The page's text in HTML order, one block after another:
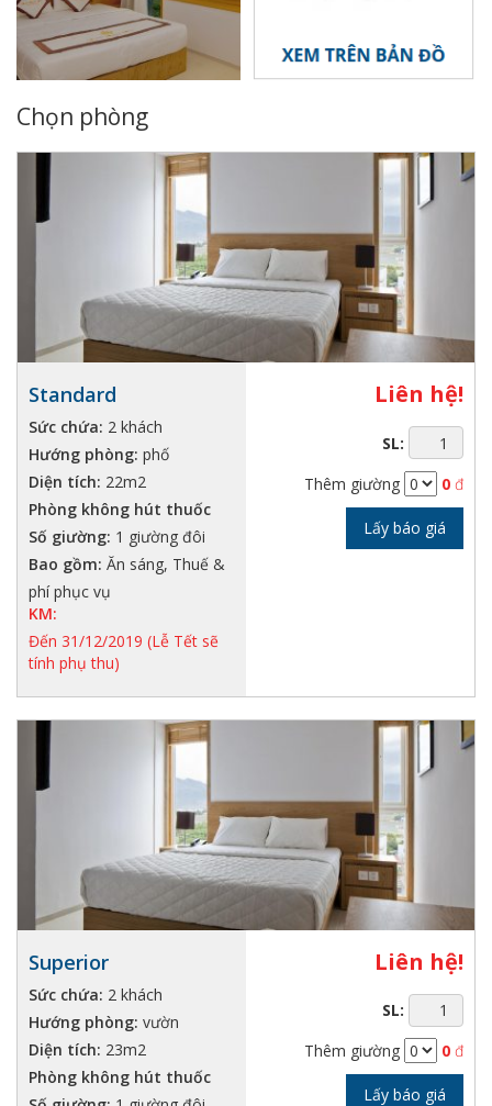
Chọn phòng
Standard
Sức chứa: 2 khách
Hướng phòng: phố
Diện tích: 22m2
Phòng không hút thuốc
Số giường: 1 giường đôi
Bao gồm: Ăn sáng, Thuế &
phí phục vụ
KM:
Đến 31/12/2019 (Lễ Tết sẽ
tính phụ thu)
Liên hệ!
SL:
Thêm giường
0 đ
Lấy báo giá
Superior
Sức chứa: 2 khách
Hướng phòng: vườn
Diện tích: 23m2
Phòng không hút thuốc
Liên hệ!
SL:
Thêm giường
0 đ
Lấy báo giá